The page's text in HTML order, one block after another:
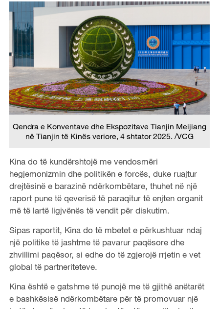
Qendra e Konventave dhe Ekspozitave Tianjin Meijiang
në Tianjin të Kinës veriore, 4 shtator 2025. /VCG
Kina do të kundërshtojë me vendosmëri
hegjemonizmin dhe politikën e forcës, duke ruajtur
drejtësinë e barazinë ndërkombëtare, thuhet në një
raport pune të qeverisë të paraqitur të enjten organit
më të lartë ligjvënës të vendit për diskutim.
Sipas raportit, Kina do të mbetet e përkushtuar ndaj
një politike të jashtme të pavarur paqësore dhe
zhvillimi paqësor, si edhe do të zgjerojë rrjetin e vet
global të partneriteteve.
Kina është e gatshme të punojë me të gjithë anëtarët
e bashkësisë ndërkombëtare për të promovuar një